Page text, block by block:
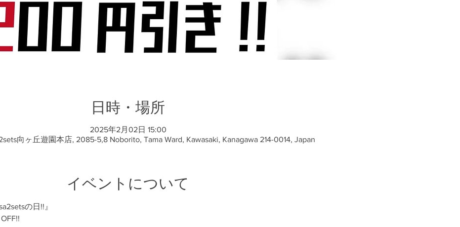
日時・場所
2025年2月02日 15:00
向ヶ丘遊園本店, 2085-5,8 Noborito, Tama Ward, Kawasaki, Kanagawa 214-0014, Japan
イベントについて
の日!!』